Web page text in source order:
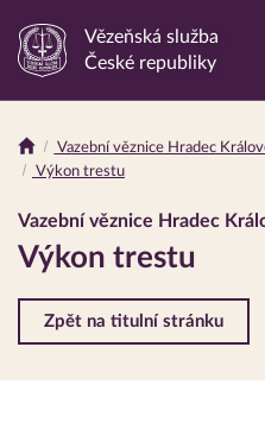
Odkaz
stránku
Vězeňská služba
České republiky
Drobečková
Vazební věznice Hradec
Výkon trestu
Vazební věznice Hradec
Výkon trestu
Zpět na titulní stránku